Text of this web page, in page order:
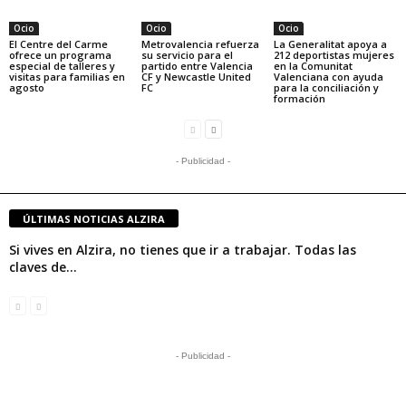
Ocio
El Centre del Carme
ofrece un programa
especial de talleres y
visitas para familias en
agosto
Ocio
Metrovalencia refuerza
su servicio para el
partido entre Valencia
CF y Newcastle United
FC
Ocio
La Generalitat apoya a
212 deportistas mujeres
en la Comunitat
Valenciana con ayuda
para la conciliación y
formación
- Publicidad -
ÚLTIMAS NOTICIAS ALZIRA
Si vives en Alzira, no tienes que ir a trabajar. Todas las
claves de...
- Publicidad -